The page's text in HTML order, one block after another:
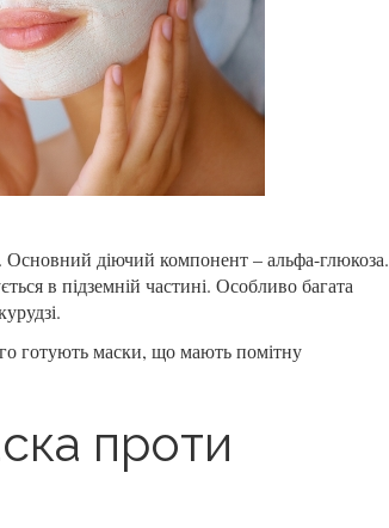
діючий компонент – альфа-глюкоза.
в підземній частині. Особливо багата
готують маски, що мають помітну
проти